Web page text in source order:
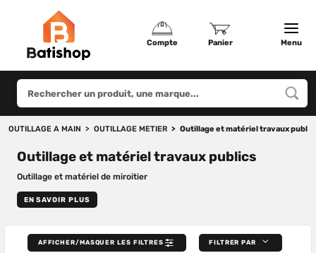
Compte Panier Menu
OUTILLAGE A MAIN OUTILLAGE METIER Outillage et matériel travaux
Outillage et matériel travaux publics
Outillage et matériel de miroitier
EN SAVOIR PLUS
AFFICHER/MASQUER LES FILTRES FILTRER PAR